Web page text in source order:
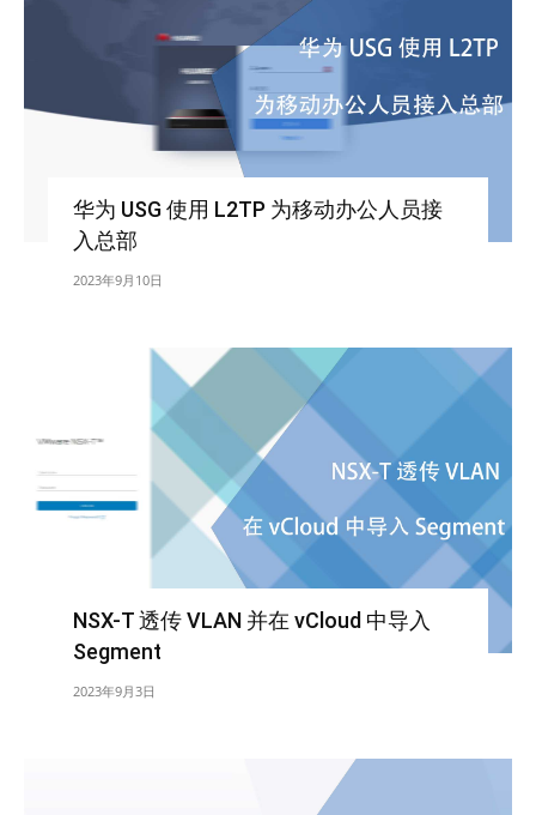
华为 USG 使用 L2TP 为移动办公人员接
入总部
2023年9月10日
NSX-T 透传 VLAN 并在 vCloud 中导入
Segment
2023年9月3日